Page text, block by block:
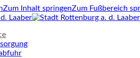
Zum Inhalt springenZum Fußbereich